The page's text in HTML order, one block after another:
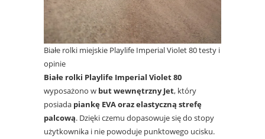
Białe rolki miejskie Playlife Imperial Violet 80 testy i
opinie
Białe rolki Playlife Imperial Violet 80
wyposażono w but wewnętrzny Jet, który
posiada piankę EVA oraz elastyczną strefę
palcową. Dzięki czemu dopasowuje się do stopy
użytkownika i nie powoduje punktowego ucisku.